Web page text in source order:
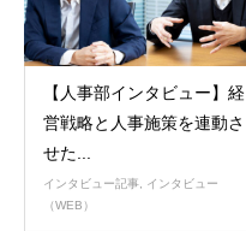
【人事部インタビュー】経
営戦略と人事施策を連動さ
せた...
インタビュー記事, インタビュー
（WEB）